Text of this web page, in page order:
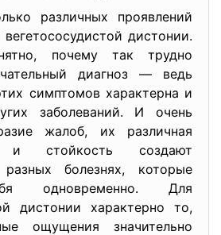
различных проявлений
дистонии.
почему так трудно
диагноз — ведь
симптомов характерна и
заболеваний. И очень
жалоб, их различная
и стойкость создают
болезнях, которые
одновременно. Для
дистонии характерно то,
ощущения значительно